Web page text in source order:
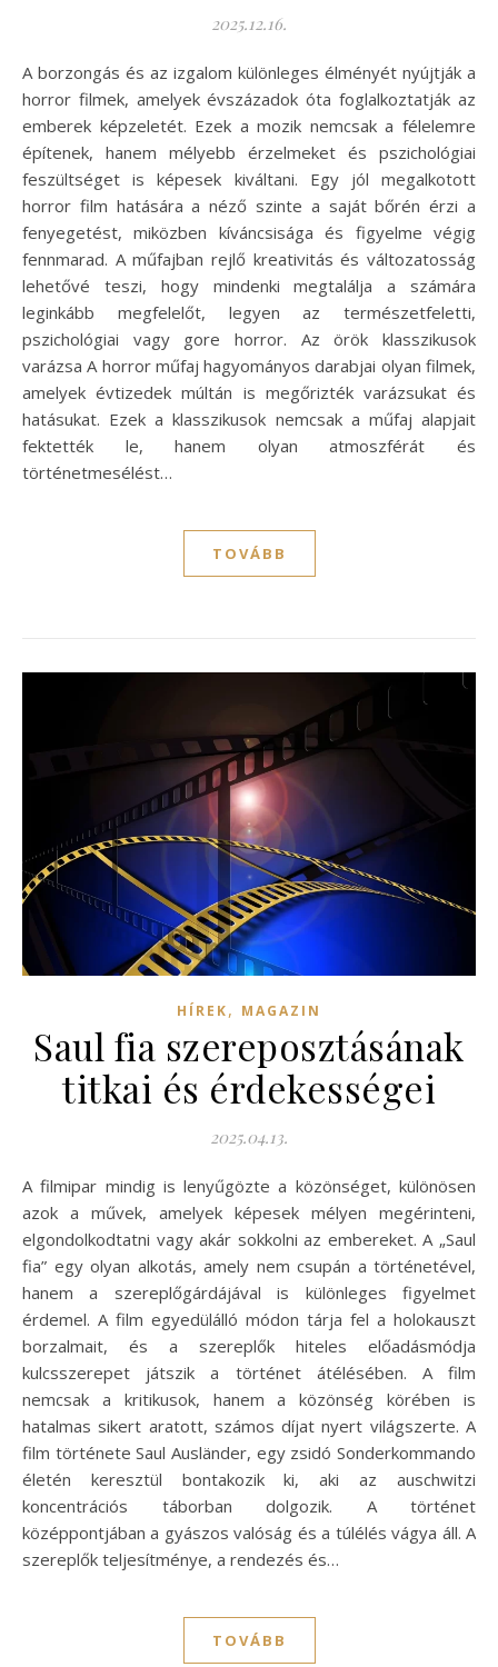
2025.12.16.
A borzongás és az izgalom különleges élményét nyújtják a
horror filmek, amelyek évszázadok óta foglalkoztatják az
emberek képzeletét. Ezek a mozik nemcsak a félelemre
építenek, hanem mélyebb érzelmeket és pszichológiai
feszültséget is képesek kiváltani. Egy jól megalkotott
horror film hatására a néző szinte a saját bőrén érzi a
fenyegetést, miközben kíváncsisága és figyelme végig
fennmarad. A műfajban rejlő kreativitás és változatosság
lehetővé teszi, hogy mindenki megtalálja a számára
leginkább megfelelőt, legyen az természetfeletti,
pszichológiai vagy gore horror. Az örök klasszikusok
varázsa A horror műfaj hagyományos darabjai olyan filmek,
amelyek évtizedek múltán is megőrizték varázsukat és
hatásukat. Ezek a klasszikusok nemcsak a műfaj alapjait
fektették le, hanem olyan atmoszférát és
történetmesélést…
TOVÁBB
HÍREK, MAGAZIN
Saul fia szereposztásának
titkai és érdekességei
2025.04.13.
A filmipar mindig is lenyűgözte a közönséget, különösen
azok a művek, amelyek képesek mélyen megérinteni,
elgondolkodtatni vagy akár sokkolni az embereket. A „Saul
fia” egy olyan alkotás, amely nem csupán a történetével,
hanem a szereplőgárdájával is különleges figyelmet
érdemel. A film egyedülálló módon tárja fel a holokauszt
borzalmait, és a szereplők hiteles előadásmódja
kulcsszerepet játszik a történet átélésében. A film
nemcsak a kritikusok, hanem a közönség körében is
hatalmas sikert aratott, számos díjat nyert világszerte. A
film története Saul Ausländer, egy zsidó Sonderkommando
életén keresztül bontakozik ki, aki az auschwitzi
koncentrációs táborban dolgozik. A történet
középpontjában a gyászos valóság és a túlélés vágya áll. A
szereplők teljesítménye, a rendezés és…
TOVÁBB